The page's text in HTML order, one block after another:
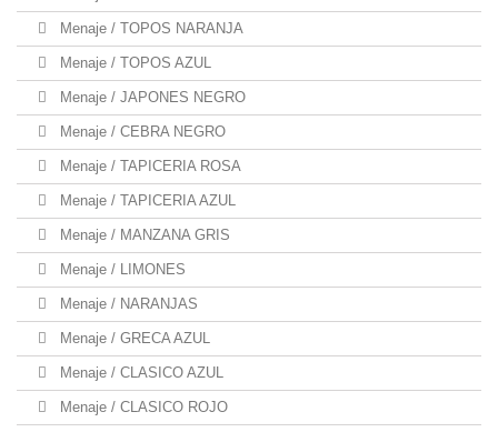
Menaje / TOPOS NARANJA
Menaje / TOPOS AZUL
Menaje / JAPONES NEGRO
Menaje / CEBRA NEGRO
Menaje / TAPICERIA ROSA
Menaje / TAPICERIA AZUL
Menaje / MANZANA GRIS
Menaje / LIMONES
Menaje / NARANJAS
Menaje / GRECA AZUL
Menaje / CLASICO AZUL
Menaje / CLASICO ROJO